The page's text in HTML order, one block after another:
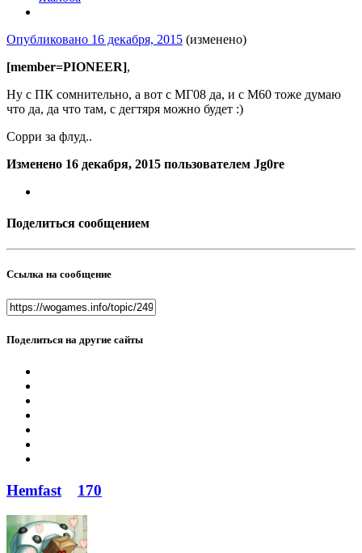
Опубликовано 16 декабря, 2015 (изменено)
[member=PIONEER],
Ну с ПК сомнительно, а вот с МГ08 да, и с М60 тоже думаю
что да, да что там, с дегтяря можно будет :)
Сорри за флуд..
Изменено 16 декабря, 2015 пользователем Jg0re
Поделиться сообщением
Ссылка на сообщение
Поделиться на другие сайты
Hemfast 170